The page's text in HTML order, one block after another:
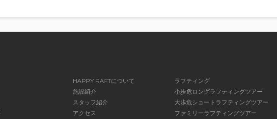
HAPPY RAFTについて
施設紹介
スタッフ紹介
アクセス
ラフティング
小歩危ロングラフティングツアー
大歩危ショートラフティングツアー
ファミリーラフティングツアー